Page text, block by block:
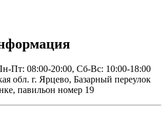
Пт: 08:00-20:00, Сб-Вс: 10:00-18:00
обл. г. Ярцево, Базарный переулок
павильон номер 19